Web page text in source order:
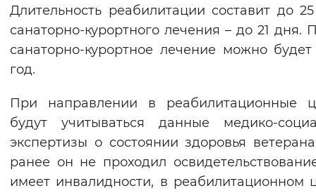
Включены Выключены
Звуковой ассистент
Вернуть стандартные настройки
Длительность реабилитации составит до
санаторно-курортного лечения – до 21 дня.
санаторно-курортное лечение можно
год.
При направлении в реабилитационные
будут учитываться данные медико-
экспертизы о состоянии здоровья
ранее он не проходил
имеет инвалидности, в реабилитационном